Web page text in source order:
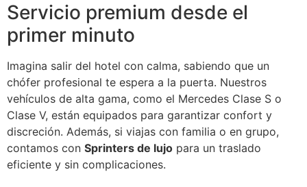
Servicio premium desde el
primer minuto
Imagina salir del hotel con calma, sabiendo que un
chófer profesional te espera a la puerta. Nuestros
vehículos de alta gama, como el Mercedes Clase S o
Clase V, están equipados para garantizar confort y
discreción. Además, si viajas con familia o en grupo,
contamos con Sprinters de lujo para un traslado
eficiente y sin complicaciones.